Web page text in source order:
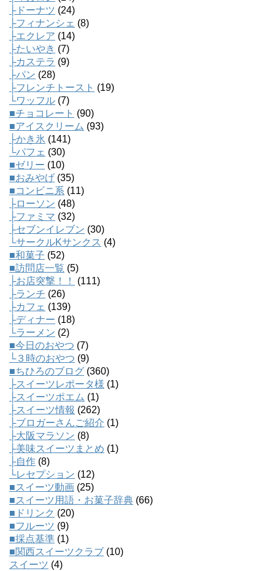
├ドーナツ (24)
├フィナンシェ (8)
├エクレア (14)
├たいやき (7)
├カステラ (9)
├パン (28)
├フレンチトースト (19)
└ワッフル (7)
■チョコレート (90)
■アイスクリーム (93)
├かき氷 (141)
└パフェ (30)
■ゼリー (10)
■おみやげ (35)
■コンビニ系 (11)
├ローソン (48)
├ファミマ (32)
├セブンイレブン (30)
└サークルKサンクス (4)
■和菓子 (52)
■訪問店一覧 (5)
├お店突撃！！
(111)
├ランチ (26)
├カフェ (139)
├ディナー (18)
└ラーメン (2)
■今日のおやつ (7)
└３時のおやつ (9)
■ちひろのブログ (360)
├スイーツレポータ様 (1)
├スイーツポエム (1)
├スイーツ情報 (262)
├ブロガーさんご紹介 (1)
├大阪マラソン (8)
├美味スイーツまとめ (1)
├自作 (8)
└レセプション (12)
■スイーツ動画 (25)
■スイーツ用語・お菓子辞典 (66)
■ドリンク (20)
■フルーツ (9)
■採点基準 (1)
■関西スイーツクラブ (10)
スイーツ (4)